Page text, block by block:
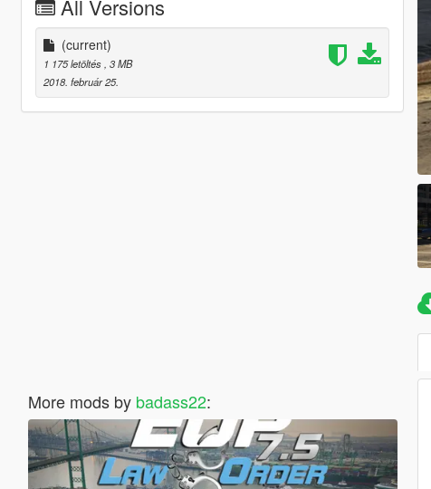
All Versions
(current)
1 175 letöltés , 3 MB
2018. február 25.
More mods by badass22: